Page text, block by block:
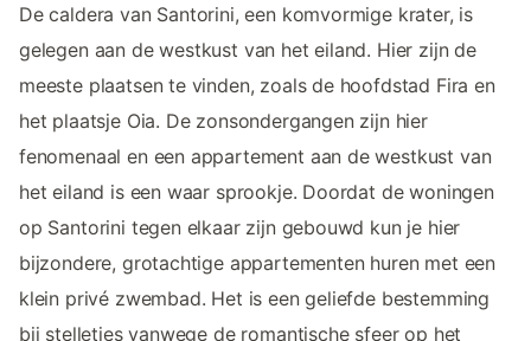
De caldera van Santorini, een komvormige krater, is
gelegen aan de westkust van het eiland. Hier zijn de
meeste plaatsen te vinden, zoals de hoofdstad Fira en
het plaatsje Oia. De zonsondergangen zijn hier
fenomenaal en een appartement aan de westkust van
het eiland is een waar sprookje. Doordat de woningen
op Santorini tegen elkaar zijn gebouwd kun je hier
bijzondere, grotachtige appartementen huren met een
klein privé zwembad. Het is een geliefde bestemming
bij stelletjes vanwege de romantische sfeer op het